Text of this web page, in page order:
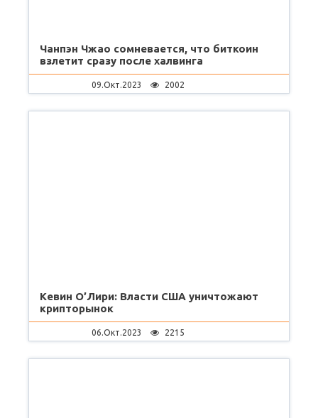
Чанпэн Чжао сомневается, что биткоин
взлетит сразу после халвинга
09.Окт.2023 2002
Кевин О’Лири: Власти США уничтожают
крипторынок
06.Окт.2023 2215